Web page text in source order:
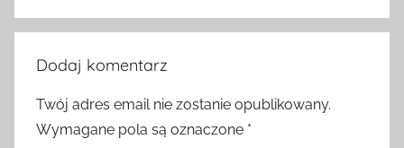
Dodaj komentarz
Twój adres email nie zostanie opublikowany.
Wymagane pola są oznaczone *